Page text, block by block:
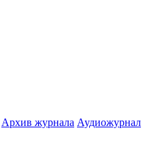
Архив журнала Аудиожурнал